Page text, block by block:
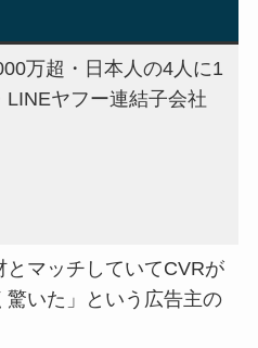
万超・日本人の4人に1
LINEヤフー連結子会社
とマッチしていてCVRが
驚いた」という広告主の